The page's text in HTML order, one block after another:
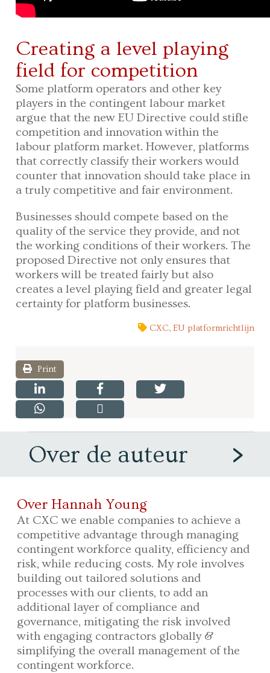
Creating a level playing
field for competition
Some platform operators and other key
players in the contingent labour market
argue that the new EU Directive could stifle
competition and innovation within the
labour platform market. However, platforms
that correctly classify their workers would
counter that innovation should take place in
a truly competitive and fair environment.
Businesses should compete based on the
quality of the service they provide, and not
the working conditions of their workers. The
proposed Directive not only ensures that
workers will be treated fairly but also
creates a level playing field and greater legal
certainty for platform businesses.
CXC, EU platformrichtlijn
Print
Over de auteur
Over Hannah Young
At CXC we enable companies to achieve a
competitive advantage through managing
contingent workforce quality, efficiency and
risk, while reducing costs. My role involves
building out tailored solutions and
processes with our clients, to add an
additional layer of compliance and
governance, mitigating the risk involved
with engaging contractors globally &
simplifying the overall management of the
contingent workforce.